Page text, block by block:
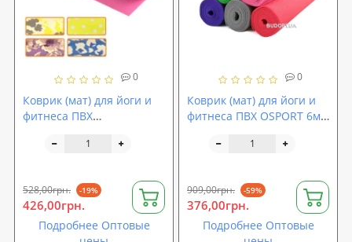
0
Коврик (мат) для йоги и
фитнеса ПВХ
(J00988)
528,00грн. -19%
426,00грн.
Подробнее Оптовые
0
Коврик (мат) для йоги и
фитнеса ПВХ OSPORT 6мм
909,00грн. -59%
376,00грн.
Подробнее Оптовые